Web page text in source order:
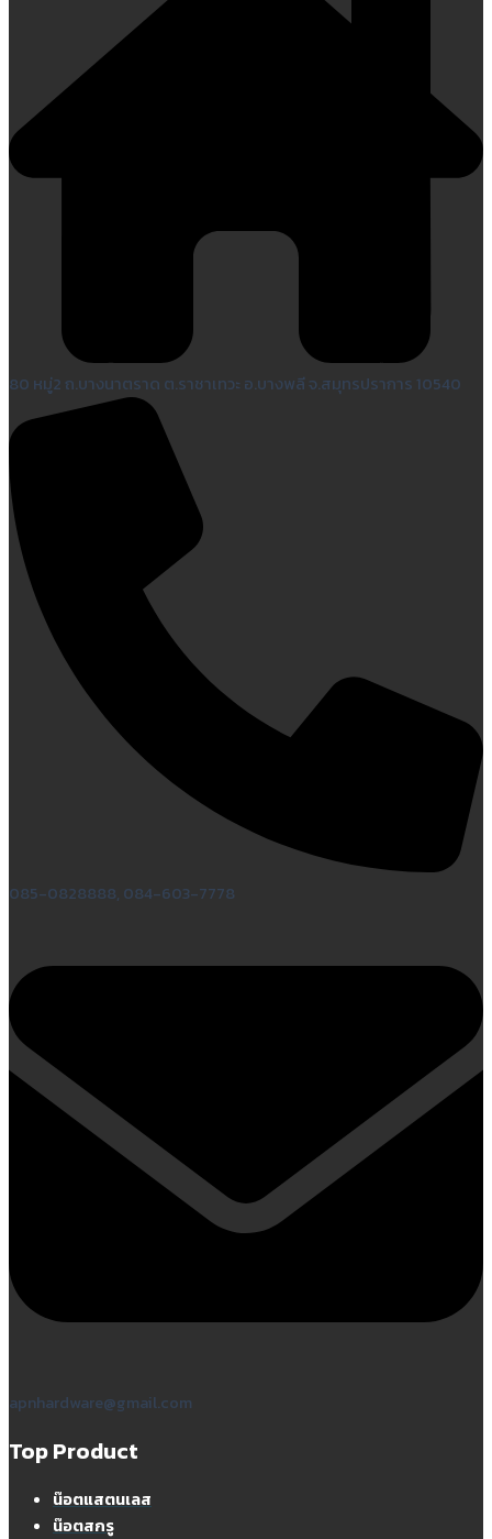
80 หมู่2 ถ.บางนาตราด ต.ราชาเทวะ อ.บางพลี จ.สมุทรปราการ 10540
085-0828888, 084-603-7778
apnhardware@gmail.com
Top Product
น๊อตแสตนเลส
น๊อตสกรู